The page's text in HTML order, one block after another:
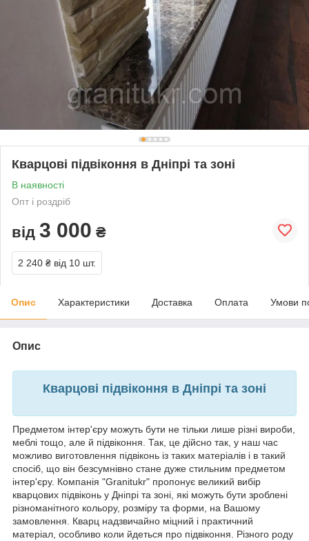
Кварцові підвіконня в Дніпрі та зоні
В наявності
Опт і роздріб
від 3 000 ₴
2 240 ₴ від 10 шт.
Опис Характеристики Доставка Оплата Умови
Опис
Кварцові підвіконня в Дніпрі та зоні
Предметом інтер'єру можуть бути не тільки лише різні вироби,
меблі тощо, але й підвіконня. Так, це дійсно так, у наш час
можливо виготовлення підвіконь із таких матеріалів і в такий
спосіб, що він безсумнівно стане дуже стильним предметом
інтер'єру. Компанія "Granitukr" пропонує великий вибір
кварцових підвіконь у Дніпрі та зоні, які можуть бути зроблені
різноманітного кольору, розміру та форми, на Вашому
замовлення. Кварц надзвичайно міцний і практичний
матеріал, особливо коли йдеться про підвіконня. Різного роду